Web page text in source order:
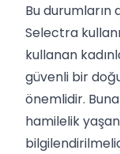
Bu durumların
Selectra
kullanan
güvenli bir
önemlidir.
hamilelik